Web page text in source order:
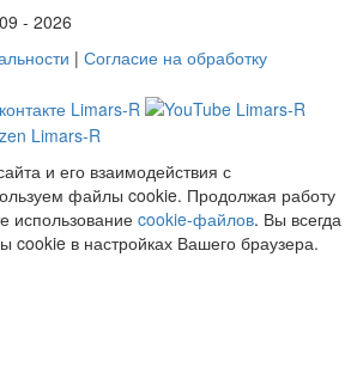
- 2026
| Согласие на обработку
и его взаимодействия с
файлы cookie. Продолжая работу
использование cookie-файлов. Вы всегда
cookie в настройках Вашего браузера.